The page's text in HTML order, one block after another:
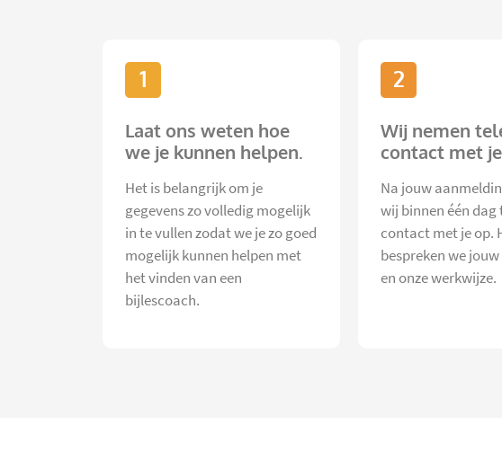
1
Laat ons weten hoe
we je kunnen helpen.
Het is belangrijk om je
gegevens zo volledig mogelijk
in te vullen zodat we je zo goed
mogelijk kunnen helpen met
het vinden van een
bijlescoach.
2
Wij nemen
contact met
Na jouw
wij binnen één dag
contact met je op.
bespreken we
en onze werkwijze.